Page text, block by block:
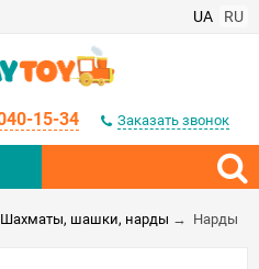
UA RU
15-34 Заказать звонок
Шахматы, шашки, нарды → Нарды